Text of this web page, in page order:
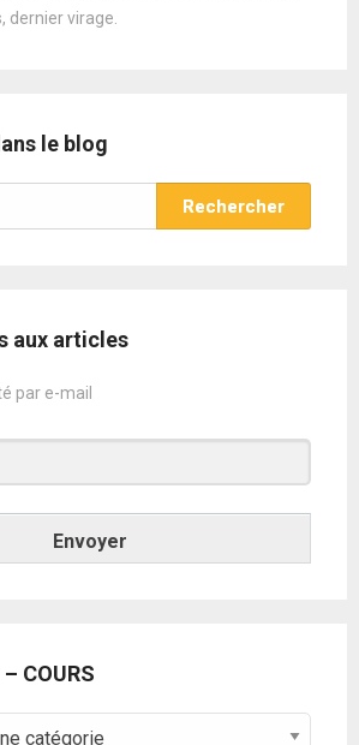
dernier virage.
le blog
aux articles
par e-mail
Envoyer
COURS